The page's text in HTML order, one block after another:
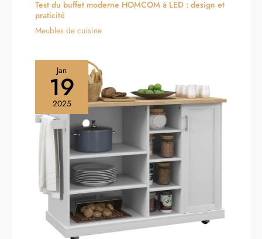
Test du buffet moderne HOMCOM à LED : design et
praticité
Meubles de cuisine
Jan
19
2025